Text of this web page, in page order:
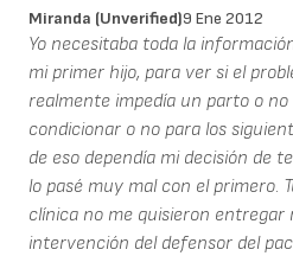
Miranda (unverified)9 Ene 2012
Yo necesitaba toda la
mi primer hijo, para ver si el
realmente impedía un parto o
condicionar o no para los
de eso dependía mi decisión de
lo pasé muy mal con el primero.
clínica no me quisieron entregar
intervención del defensor del